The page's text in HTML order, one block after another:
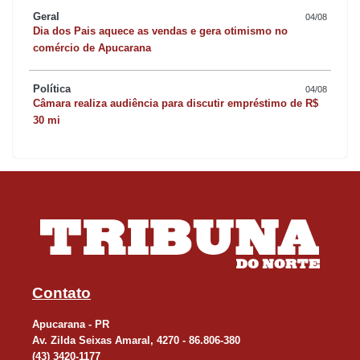
Geral 04/08
Dia dos Pais aquece as vendas e gera otimismo no
comércio de Apucarana
Política 04/08
Câmara realiza audiência para discutir empréstimo de R$
30 mi
Contato
Apucarana - PR
Av. Zilda Seixas Amaral, 4270 - 86.806-380
(43) 3420-1177